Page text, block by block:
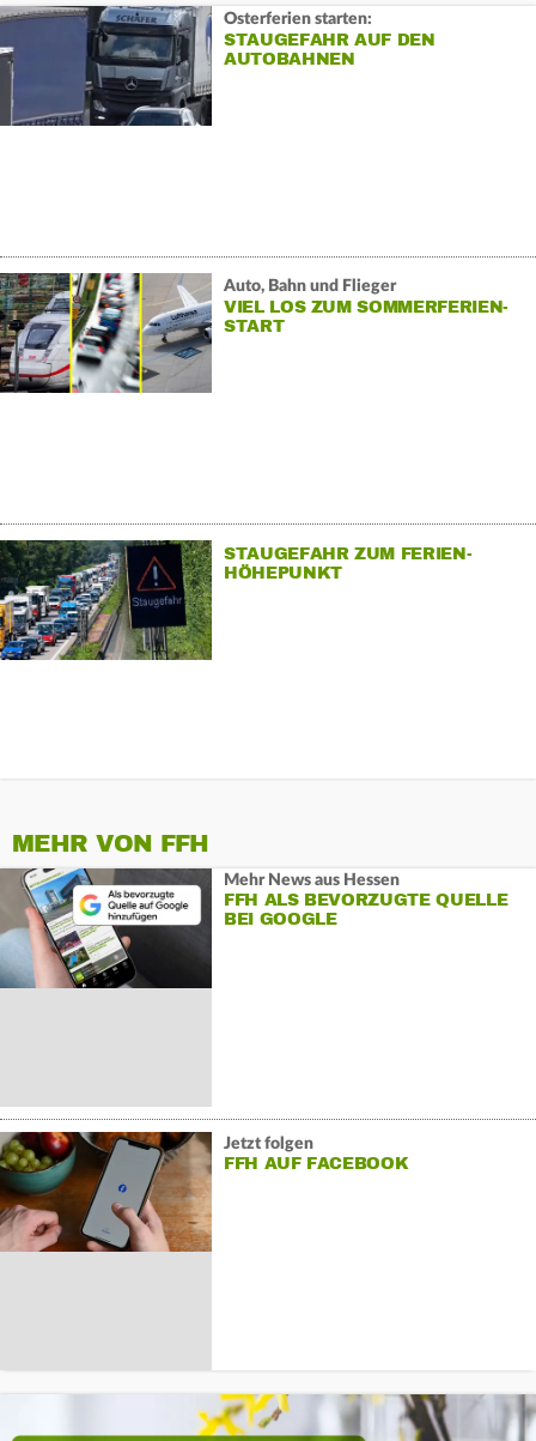
Osterferien starten:
STAUGEFAHR AUF DEN
AUTOBAHNEN
Auto, Bahn und Flieger
VIEL LOS ZUM SOMMERFERIEN-
START
STAUGEFAHR ZUM FERIEN-
HÖHEPUNKT
MEHR VON FFH
Mehr News aus Hessen
FFH ALS BEVORZUGTE QUELLE
BEI GOOGLE
Jetzt folgen
FFH AUF FACEBOOK